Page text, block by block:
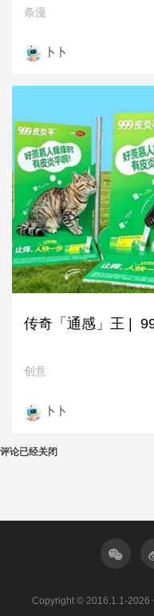
条漫
卜卜
传奇「通感」王 |
创意
卜卜
评论已经关闭
Copyright © 2016.1.1-2026